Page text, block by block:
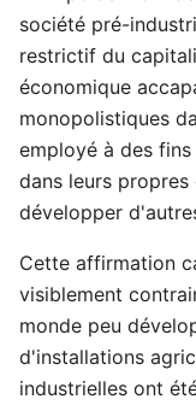
société pré-
restrictif du
économique
monopolistiques
employé à des
dans leurs
développer
Cette affirmation
visiblement
monde peu
d'installations
industrielles ont